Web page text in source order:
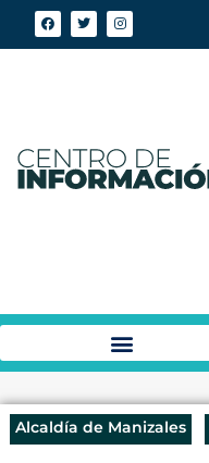
Alcaldía de Manizales